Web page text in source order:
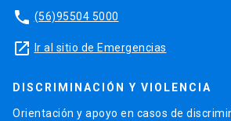
phone (56)95504 5000
launch Ir al sitio de Emergencias
DISCRIMINACIÓN Y VIOLENCIA
Orientación y apoyo en casos de